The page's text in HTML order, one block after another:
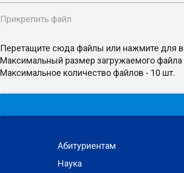
Прикрепить файл
Перетащите сюда файлы или нажмите для
Максимальный размер загружаемого файла
Максимальное количество файлов - 10 шт.
Абитуриентам
Наука